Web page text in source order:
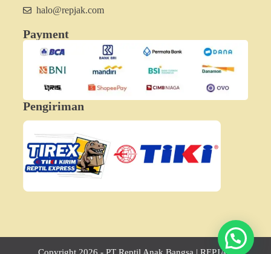
halo@repjak.com
Payment
Pengiriman
Hubungi Minjak